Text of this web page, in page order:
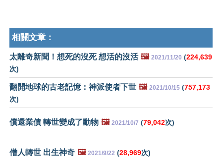
相關文章：
太離奇新聞！想死的沒死 想活的沒活 🖼️ 2021/11/20 (224,639
次)
翻開地球的古老記憶：神派使者下世 🖼️ 2021/10/15 (757,173
次)
償還業債 轉世變成了動物 🖼️ 2021/10/7 (79,042次)
僧人轉世 出生神奇 🖼️ 2021/9/22 (28,969次)